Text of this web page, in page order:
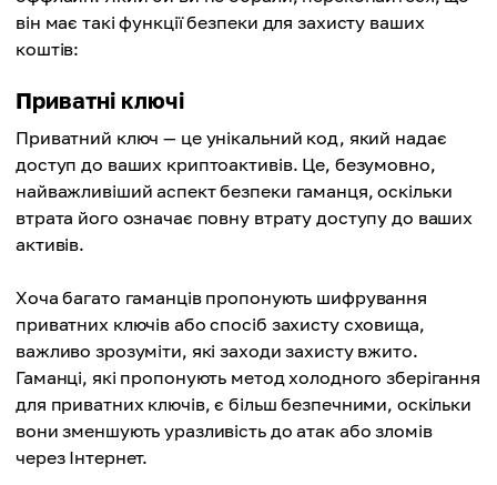
він має такі функції безпеки для захисту ваших
коштів:
Приватні ключі
Приватний ключ — це унікальний код, який надає
доступ до ваших криптоактивів. Це, безумовно,
найважливіший аспект безпеки гаманця, оскільки
втрата його означає повну втрату доступу до ваших
активів.
Хоча багато гаманців пропонують шифрування
приватних ключів або спосіб захисту сховища,
важливо зрозуміти, які заходи захисту вжито.
Гаманці, які пропонують метод холодного зберігання
для приватних ключів, є більш безпечними, оскільки
вони зменшують уразливість до атак або зломів
через Інтернет.